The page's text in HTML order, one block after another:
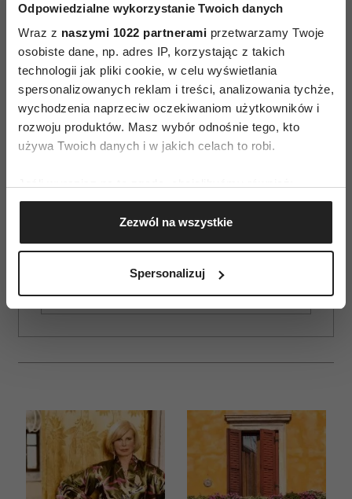
Odpowiedzialne wykorzystanie Twoich danych
Wraz z naszymi 1022 partnerami przetwarzamy Twoje
osobiste dane, np. adres IP, korzystając z takich
technologii jak pliki cookie, w celu wyświetlania
spersonalizowanych reklam i treści, analizowania tychże,
wychodzenia naprzeciw oczekiwaniom użytkowników i
rozwoju produktów. Masz wybór odnośnie tego, kto
używa Twoich danych i w jakich celach to robi.
Gromadzić dane dotyczące Twojej lokalizacji
geograficznej z dokładnością nawet do kilku metrów
Identyfikować Twoje urządzenie, aktywnie
(fingerprinting, czyli wirtualny odcisk palca)
sekcji szczegółów. W Deklaracji plików cookie możesz
zmienić lub wycofać swoją zgodę w dowolnej chwili.
i reklam, aby oferować funkcje społecznościowe i
analizować ruch w naszej witrynie. Informacje o tym, jak
korzystasz z naszej witryny, udostępniamy partnerom
społecznościowym, reklamowym i analitycznym.
Partnerzy mogą połączyć te informacje z innymi danymi
Zezwól na wszystkie
Spersonalizuj
ZAMÓW
E-WYDANIE